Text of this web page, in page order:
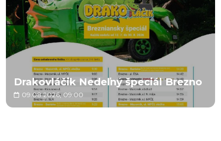
Drakovláčik Nedeľný špeciál Brezno
09.08.2026, 09:00